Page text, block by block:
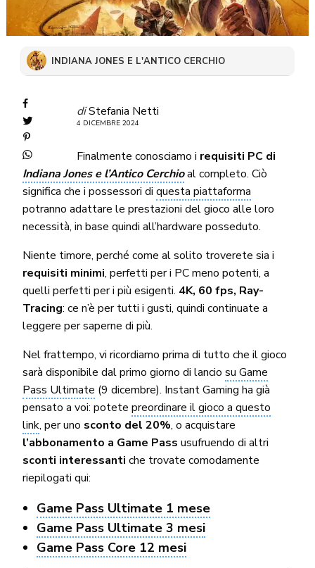
INDIANA JONES E L'ANTICO CERCHIO
diStefania Netti
4 DICEMBRE 2024
Finalmente conosciamo i requisiti PC di
Indiana Jones e l’Antico Cerchioal completo. Ciò
significa che i possessori diquesta piattaforma
potranno adattare le prestazioni del gioco alle loro
necessità, in base quindi all’hardware posseduto.
Niente timore, perché come al solito troverete sia i
requisiti minimi, perfetti per i PC meno potenti, a
quelli perfetti per i più esigenti. 4K, 60 fps, Ray-
Tracing: ce n’è per tutti i gusti, quindi continuate a
leggere per saperne di più.
Nel frattempo, vi ricordiamo prima di tutto che il gioco
sarà disponibile dal primo giorno di lanciosu Game
Pass Ultimate (9 dicembre). Instant Gaming ha già
pensato a voi: potetepreordinare il gioco a questo
link, per uno sconto del 20%, o acquistare
l’abbonamento a Game Pass usufruendo di altri
sconti interessanti che trovate comodamente
riepilogati qui:
Game Pass Ultimate 1 mese
Game Pass Ultimate 3 mesi
Game Pass Core 12 mesi